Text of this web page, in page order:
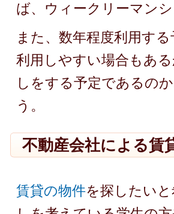
ば、ウィークリーマン
また、数年程度利用す
利用しやすい場合もあ
しをする予定であるの
う。
不動産会社による賃
賃貸の物件を探したい